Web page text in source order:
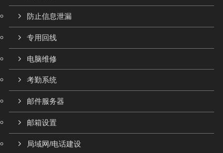
防止信息泄漏
专用回线
电脑维修
考勤系统
邮件服务器
邮箱设置
局域网/电话建设